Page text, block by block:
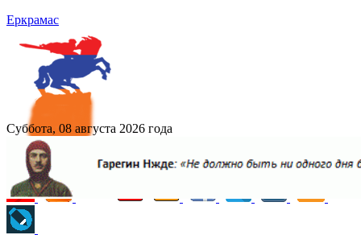
Еркрамас
Суббота, 08 августа 2026 года